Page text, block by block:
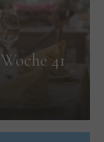
41